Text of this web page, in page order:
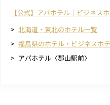
【公式】アパホテル｜ビジネス
北海道・東北のホテル一覧
福島県のホテル・ビジネスホ
アパホテル〈郡山駅前〉